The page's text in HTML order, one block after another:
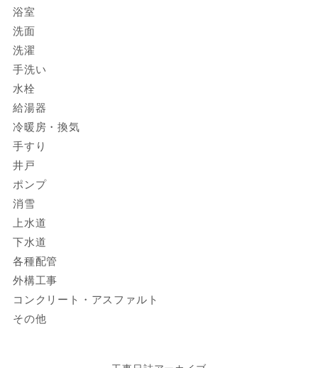
浴室
洗面
洗濯
手洗い
水栓
給湯器
冷暖房・換気
手すり
井戸
ポンプ
消雪
上水道
下水道
各種配管
外構工事
コンクリート・アスファルト
その他